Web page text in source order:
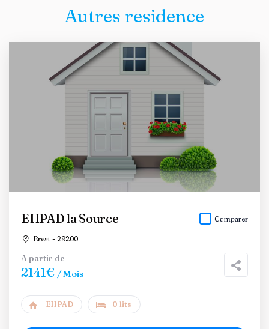
Autres residence
EHPAD la Source
Brest - 29200
Comparer
A partir de
2141€ / Mois
EHPAD 0 lits